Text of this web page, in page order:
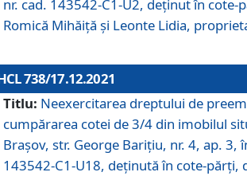
nr. cad. 143542-C1-U2, deținut în cote-
Romică Mihăiță și Leonte Lidia,
738/17.12.2021
Titlu: Neexercitarea dreptului de
cumpărarea cotei de 3/4 din imobilul
Braşov, str. George Barițiu, nr. 4, ap. 3,
143542-C1-U18, deținută în cote-părți,